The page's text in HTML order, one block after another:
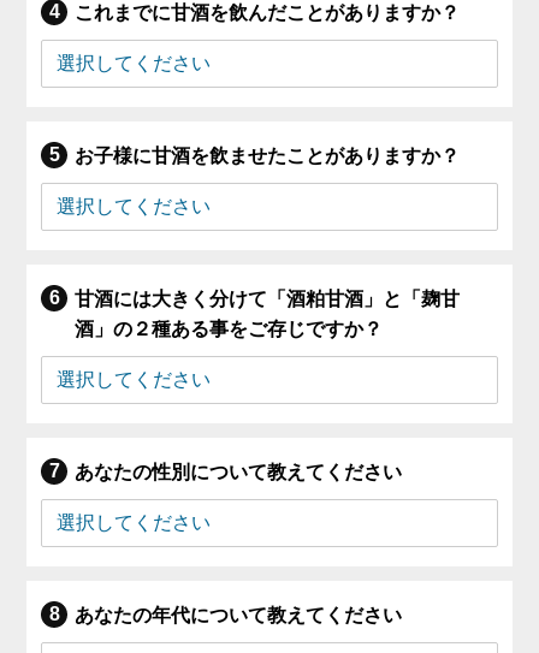
これまでに甘酒を飲んだことがありますか？
お子様に甘酒を飲ませたことがありますか？
甘酒には大きく分けて「酒粕甘酒」と「麹甘
酒」の２種ある事をご存じですか？
あなたの性別について教えてください
あなたの年代について教えてください